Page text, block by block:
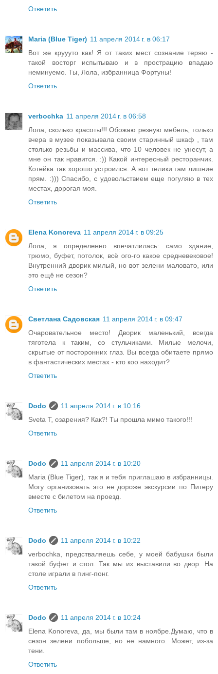
Ответить
Maria (Blue Tiger) 11 апреля 2014 г. в 06:17
Вот же круууто как! Я от таких мест сознание теряю -
такой восторг испытываю и в прострацию впадаю
неминуемо. Ты, Лола, избранница Фортуны!
Ответить
verbochka 11 апреля 2014 г. в 06:58
Лола, сколько красоты!!! Обожаю резную мебель, только
вчера в музее показывала своим старинный шкаф , там
столько резьбы и массива, что 10 человек не унесут, а
мне он так нравится. :)) Какой интересный ресторанчик.
Котейка так хорошо устроился. А вот телики там лишние
прям. :))) Спасибо, с удовольствием еще погуляю в тех
местах, дорогая моя.
Ответить
Elena Konoreva 11 апреля 2014 г. в 09:25
Лола, я определенно впечатлилась: само здание,
трюмо, буфет, потолок, всё ого-го какое средневековое!
Внутренний дворик милый, но вот зелени маловато, или
это ещё не сезон?
Ответить
Светлана Садовская 11 апреля 2014 г. в 09:47
Очаровательное место! Дворик маленький, всегда
тяготела к таким, со стульчиками. Милые мелочи,
скрытые от посторонних глаз. Вы всегда обитаете прямо
в фантастических местах - кто коо находит?
Ответить
Dodo
11 апреля 2014 г. в 10:16
Sveta T, озарения? Как?! Ты прошла мимо такого!!!
Ответить
Dodo
11 апреля 2014 г. в 10:20
Maria (Blue Tiger), так я и тебя приглашаю в избранницы.
Могу организовать это не дороже экскурсии по Питеру
вместе с билетом на проезд.
Ответить
Dodo
11 апреля 2014 г. в 10:22
verbochka, предстваляешь себе, у моей бабушки были
такой буфет и стол. Так мы их выставили во двор. На
столе играли в пинг-понг.
Ответить
Dodo
11 апреля 2014 г. в 10:24
Elena Konoreva, да, мы были там в ноябре.Думаю, что в
сезон зелени побольше, но не намного. Может, из-за
тени.
Ответить